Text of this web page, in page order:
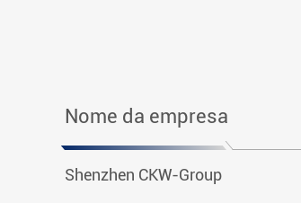
Nome da empresa
Shenzhen CKW-Group